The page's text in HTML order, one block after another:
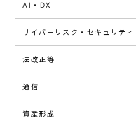
AI・DX
サイバーリスク・セキュリティ
法改正等
通信
資産形成